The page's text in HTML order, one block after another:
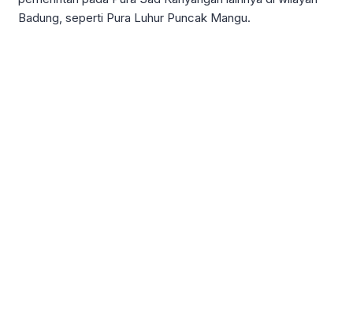
Badung, seperti Pura Luhur Puncak Mangu.